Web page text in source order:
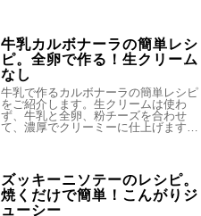
牛乳カルボナーラの簡単レシ
ピ。全卵で作る！生クリーム
なし
牛乳で作るカルボナーラの簡単レシピ
をご紹介します。生クリームは使わ
ず、牛乳と全卵、粉チーズを合わせ
て、濃厚でクリーミーに仕上げます…
ズッキーニソテーのレシピ。
焼くだけで簡単！こんがりジ
ューシー